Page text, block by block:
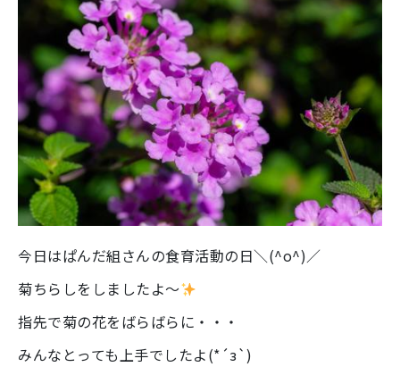
今日はぱんだ組さんの食育活動の日＼(^o^)／
菊ちらしをしましたよ～
指先で菊の花をばらばらに・・・
みんなとっても上手でしたよ(*´з`)